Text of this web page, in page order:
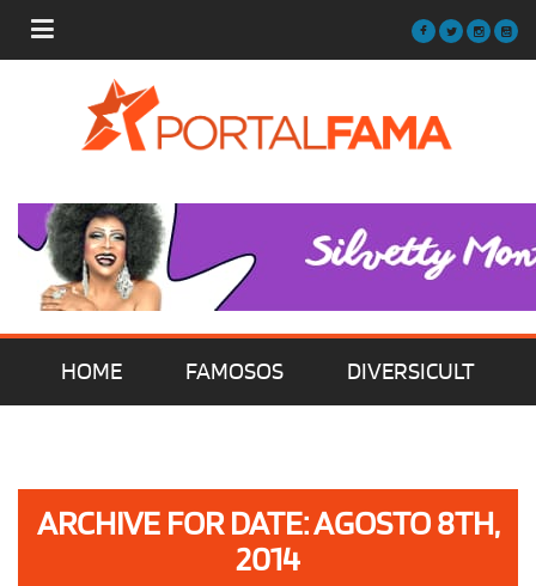
HOME FAMOSOS DIVERSICULT
OLHA ISSO!
ARCHIVE FOR DATE: AGOSTO 8TH,
2014